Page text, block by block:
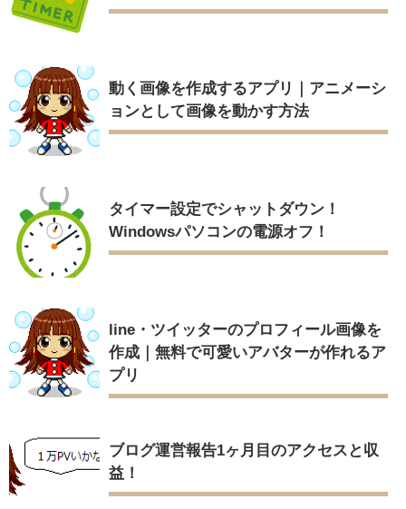
動く画像を作成するアプリ｜アニメーシ
ョンとして画像を動かす方法
タイマー設定でシャットダウン！
Windowsパソコンの電源オフ！
line・ツイッターのプロフィール画像を
作成｜無料で可愛いアバターが作れるア
プリ
ブログ運営報告1ヶ月目のアクセスと収
益！